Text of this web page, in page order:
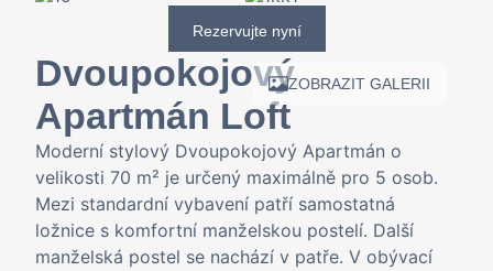
ZOBRAZIT GALERII
Rezervujte nyní
Dvoupokojový
Apartmán Loft
Moderní stylový Dvoupokojový Apartmán o
velikosti 70 m² je určený maximálně pro 5 osob.
Mezi standardní vybavení patří samostatná
ložnice s komfortní manželskou postelí. Další
manželská postel se nachází v patře. V obývací